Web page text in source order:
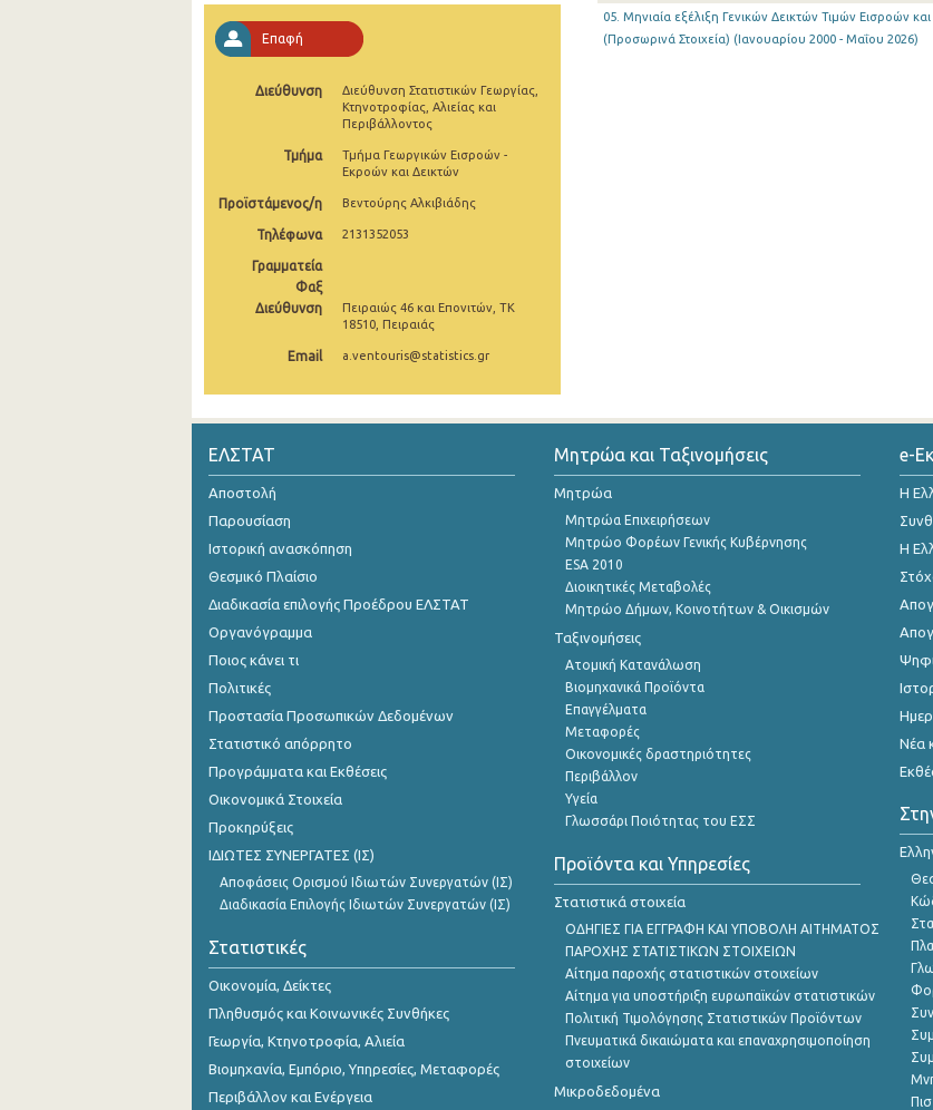
Αυγούστου 2025
Ιουλίου 2025
Μαΐου 2025
Απριλίου 2025
Φεβρουαρίου 2025
Ιανουαρίου 2025
Νοεμβρίου 2024
Οκτωβρίου 2024
Σεπτεμβρίου 2024
Ιουλίου 2024
Ιουνίου 2024
Μαΐου 2024
Απριλίου 2024
Μαρτίου 2024
Φεβρουαρίου 2024
Δεκεμβρίου 2023
Νοεμβρίου 2023
Οκτωβρίου 2023
Σεπτεμβρίου 2023
Αυγούστου 2023
Ιουνίου 2023
Επαφή
Διεύθυνση
Διεύθυνση Στατιστικών Γεωργίας,
Κτηνοτροφίας, Αλιείας και
Περιβάλλοντος
Τμήμα
Τμήμα Γεωργικών Εισροών -
Εκροών και Δεικτών
Προϊστάμενος/η Βεντούρης Αλκιβιάδης
Τηλέφωνα 2131352053
Γραμματεία
Φαξ
Διεύθυνση
Πειραιώς 46 και Επονιτών, ΤΚ
18510, Πειραιάς
Email a.ventouris@statistics.gr
05. Μηνιαία εξέλιξη Γενικών Δεικτών Τιμών Εισροών
(Προσωρινά Στοιχεία) (Ιανουαρίου 2000 - Μαΐου 2026)
ΕΛΣΤΑΤ
Αποστολή
Παρουσίαση
Ιστορική ανασκόπηση
Θεσμικό Πλαίσιο
Διαδικασία επιλογής Προέδρου ΕΛΣΤΑΤ
Οργανόγραμμα
Ποιος κάνει τι
Πολιτικές
Προστασία Προσωπικών Δεδομένων
Στατιστικό απόρρητο
Προγράμματα και Εκθέσεις
Οικονομικά Στοιχεία
Προκηρύξεις
ΙΔΙΩΤΕΣ ΣΥΝΕΡΓΑΤΕΣ (ΙΣ)
Αποφάσεις Ορισμού Ιδιωτών Συνεργατών (ΙΣ)
Διαδικασία Επιλογής Ιδιωτών Συνεργατών (ΙΣ)
Στατιστικές
Οικονομία, Δείκτες
Πληθυσμός και Κοινωνικές Συνθήκες
Γεωργία, Κτηνοτροφία, Αλιεία
Βιομηχανία, Εμπόριο, Υπηρεσίες, Μεταφορές
Περιβάλλον και Ενέργεια
Μητρώα και Ταξινομήσεις
Μητρώα
Μητρώα Επιχειρήσεων
Μητρώο Φορέων Γενικής Κυβέρνησης
ESA 2010
Διοικητικές Μεταβολές
Μητρώο Δήμων, Κοινοτήτων & Οικισμών
Ταξινομήσεις
Ατομική Κατανάλωση
Βιομηχανικά Προϊόντα
Επαγγέλματα
Μεταφορές
Οικονομικές δραστηριότητες
Περιβάλλον
Υγεία
Γλωσσάρι Ποιότητας του ΕΣΣ
Προϊόντα και Υπηρεσίες
Στατιστικά στοιχεία
ΟΔΗΓΙΕΣ ΓΙΑ ΕΓΓΡΑΦΗ ΚΑΙ ΥΠΟΒΟΛΗ ΑΙΤΗΜΑΤΟΣ
ΠΑΡΟΧΗΣ ΣΤΑΤΙΣΤΙΚΩΝ ΣΤΟΙΧΕΙΩΝ
Αίτημα παροχής στατιστικών στοιχείων
Αίτημα για υποστήριξη ευρωπαϊκών στατιστικών
Πολιτική Τιμολόγησης Στατιστικών Προϊόντων
Πνευματικά δικαιώματα και επαναχρησιμοποίηση
στοιχείων
Μικροδεδομένα
e-
Η
Η
Νέα